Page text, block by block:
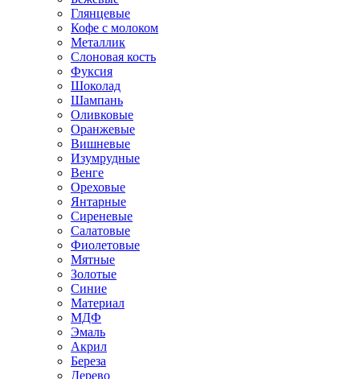
Глянцевые
Кофе с молоком
Металлик
Слоновая кость
Фуксия
Шоколад
Шампань
Оливковые
Оранжевые
Вишневые
Изумрудные
Венге
Ореховые
Янтарные
Сиреневые
Салатовые
Фиолетовые
Мятные
Золотые
Синие
Материал
МДФ
Эмаль
Акрил
Береза
Дерево